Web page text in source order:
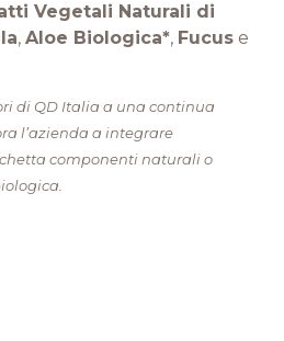
Vegetali Naturali di
, Aloe Biologica*, Fucus e
di QD Italia a una continua
l’azienda a integrare
componenti naturali o